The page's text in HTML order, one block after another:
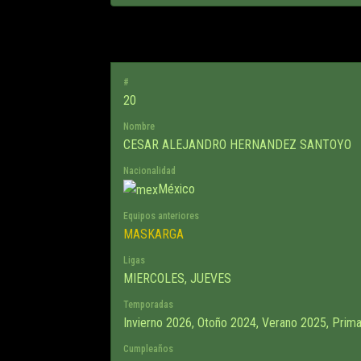
#
20
Nombre
CESAR ALEJANDRO HERNANDEZ SANTOYO
Nacionalidad
México
Equipos anteriores
MASKARGA
Ligas
MIERCOLES, JUEVES
Temporadas
Invierno 2026, Otoño 2024, Verano 2025,
Cumpleaños